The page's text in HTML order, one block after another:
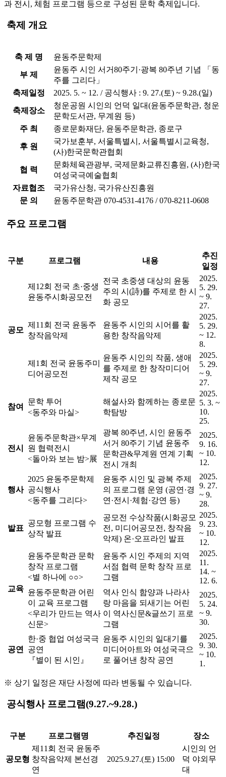
과 전시, 체험 프로그램 등으로 구성된 문학 축제입니다.
축제 개요
축 제 명 윤동주문학제
부 제
윤동주 시인 서거80주기·광복 80주년 기념 「동
주를 그리다」
축제일정
2025. 5. ~ 12. / 공식행사 : 9. 27.(토) ~ 9.28.(일)
축제장소
청운공원 시인의 언덕 일대(윤동주문학관, 청운
문학도서관, 무계원 등)
주 최
종로문화재단, 윤동주문학관, 종로구
후 원
국가보훈부, 서울특별시, 서울특별시교육청,
(사)한국문학관협회
협 력
문화체육관광부, 국제문화교류진흥원, (사)한국
여성국극예술협회
자료협조
국가유산청, 국가유산진흥원
문 의
윤동주문학관 070-4531-4176 / 070-8211-0608
주요 프로그램
구분 프로그램 내용
추진
일정
공모
제12회 전국 초·중생
윤동주시화공모전
전국 초중생 대상의 윤동
주의 시(詩)를 주제로 한 시
화 공모
2025.
5. 29.
~ 9.
27.
제11회 전국 윤동주
창작음악제
윤동주 시인의 시어를 활
용한 창작음악제
2025.
5. 29.
~ 12.
8.
제1회 전국 윤동주미
디어공모전
윤동주 시인의 작품, 생애
를 주제로 한 창작미디어
제작 공모
2025.
5. 29.
~ 9.
27.
참여
문학 투어
<동주와 마실>
해설사와 함께하는 종로문
학탐방
2025.
5. 3. ~
10.
25.
전시
윤동주문학관×무계
원 협력전시
<돌아와 보는 밤>展
광복 80주년, 시인 윤동주
서거 80주기 기념 윤동주
문학관&무계원 연계 기획
전시 개최
2025.
9. 16.
~ 10.
12.
행사
2025 윤동주문학제
공식행사
<동주를 그리다>
윤동주 시인 및 광복 주제
의 프로그램 운영 (공연·경
연·전시·체험·강연 등)
2025.
9. 27.
~ 9.
28.
발표
공모형 프로그램 수
상작 발표
공모전 수상작품(시화공모
전, 미디어공모전, 창작음
악제) 온·오프라인 발표
2025.
9. 23.
~ 10.
12.
교육
윤동주문학관 문학
창작 프로그램
<별 하나에 ○○>
윤동주 시인 주제의 지역
서점 협력 문학 창작 프로
그램
2025.
11.
14. ~
12. 6.
윤동주문학관 어린
이 교육 프로그램
<우리가 만드는 역사
신문>
역사 인식 함양과 나라사
랑 마음을 되새기는 어린
이 역사신문&글쓰기 프로
그램
2025.
5. 24.
~ 9.
30.
공연
한·중 협업 여성국극
공연
『별이 된 시인』
윤동주 시인의 일대기를
미디어아트와 여성국극으
로 풀어낸 창작 공연
2025.
9. 30.
~ 10.
1.
※ 상기 일정은 재단 사정에 따라 변동될 수 있습니다.
공식행사프로그램(9.27.~9.28.)
구분 프로그램명 추진일정 장소
공모형
제11회 전국 윤동주
창작음악제 본선경
연
2025.9.27.(토) 15:00
시인의 언
덕 야외무
대